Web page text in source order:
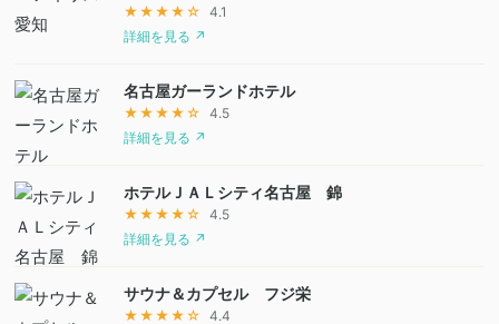
★★★★☆
4.1
詳細を見る ↗
名古屋ガーランドホテル
★★★★☆
4.5
詳細を見る ↗
ホテルＪＡＬシティ名古屋 錦
★★★★☆
4.5
詳細を見る ↗
サウナ＆カプセル フジ栄
★★★★☆ 4.4